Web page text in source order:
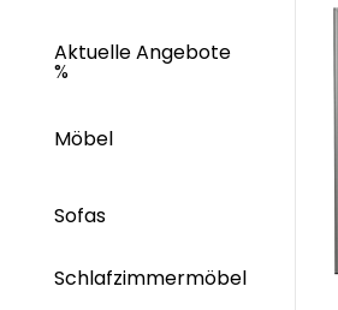
Aktuelle Angebote
%
Möbel
Sofas
Schlafzimmermöbel